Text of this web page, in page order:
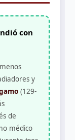
con
y
(129-
de
médico